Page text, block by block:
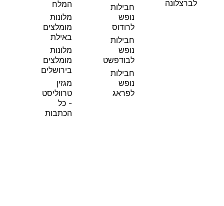
לברצלונה
חבילות
נופש
לרודוס
חבילות
נופש
לבודפשט
חבילות
נופש
לפראג
המלח
מלונות
מומלצים
באילת
מלונות
מומלצים
בירושלים
מגזין
טרווליסט
- כל
הכתבות